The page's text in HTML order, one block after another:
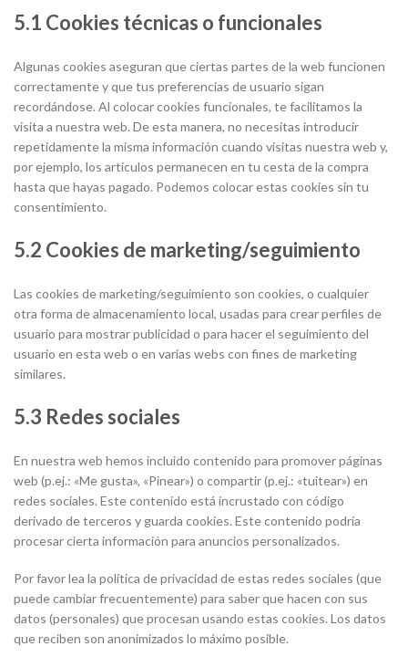
5.1 Cookies técnicas o funcionales
Algunas cookies aseguran que ciertas partes de la web funcionen
correctamente y que tus preferencias de usuario sigan
recordándose. Al colocar cookies funcionales, te facilitamos la
visita a nuestra web. De esta manera, no necesitas introducir
repetidamente la misma información cuando visitas nuestra web y,
por ejemplo, los artículos permanecen en tu cesta de la compra
hasta que hayas pagado. Podemos colocar estas cookies sin tu
consentimiento.
5.2 Cookies de marketing/seguimiento
Las cookies de marketing/seguimiento son cookies, o cualquier
otra forma de almacenamiento local, usadas para crear perfiles de
usuario para mostrar publicidad o para hacer el seguimiento del
usuario en esta web o en varias webs con fines de marketing
similares.
5.3 Redes sociales
En nuestra web hemos incluido contenido para promover páginas
web (p.ej.: «Me gusta», «Pinear») o compartir (p.ej.: «tuitear») en
redes sociales. Este contenido está incrustado con código
derivado de terceros y guarda cookies. Este contenido podría
procesar cierta información para anuncios personalizados.
Por favor lea la política de privacidad de estas redes sociales (que
puede cambiar frecuentemente) para saber que hacen con sus
datos (personales) que procesan usando estas cookies. Los datos
que reciben son anonimizados lo máximo posible.